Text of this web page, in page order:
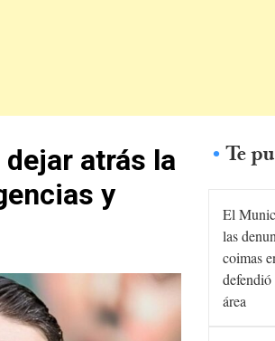
atrás la
y
Te
El
las
coimas
defendió
área